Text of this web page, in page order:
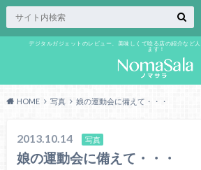
デジタルガジェットのレビュー、美味しくて唸る店の紹介など
ます！
HOME 写真 娘の運動会に備えて・・・
2013.10.14 写真
娘の運動会に備えて・・・